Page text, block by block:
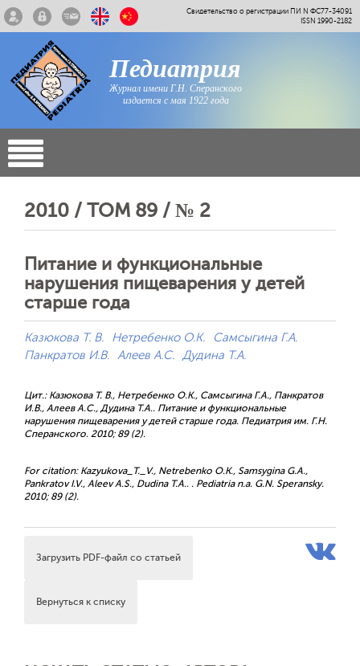
Свидетельство о регистрации ПИ N ФС77-34091
ISSN 1990-2182
Педиатрия
Журнал имени Г.Н. Сперанского
издается с мая 1922 года
2010 / ТОМ 89 / № 2
Питание и функциональные
нарушения пищеварения у детей
старше года
Казюкова Т. В. Нетребенко О.К.
Самсыгина Г.А.
Панкратов И.В. Алеев А.С. Дудина Т.А.
Цит.: Казюкова Т. В., Нетребенко О.К., Самсыгина Г.А., Панкратов
И.В., Алеев А.С., Дудина Т.А.. Питание и функциональные
нарушения пищеварения у детей старше года. Педиатрия им. Г.Н.
Сперанского. 2010; 89 (2).
For citation: Kazyukova_T._V., Netrebenko O.K., Samsygina G.A.,
Pankratov I.V., Aleev A.S., Dudina T.A.. . Pediatria n.a. G.N. Speransky.
2010; 89 (2).
Загрузить PDF-файл со статьей
Вернуться к списку